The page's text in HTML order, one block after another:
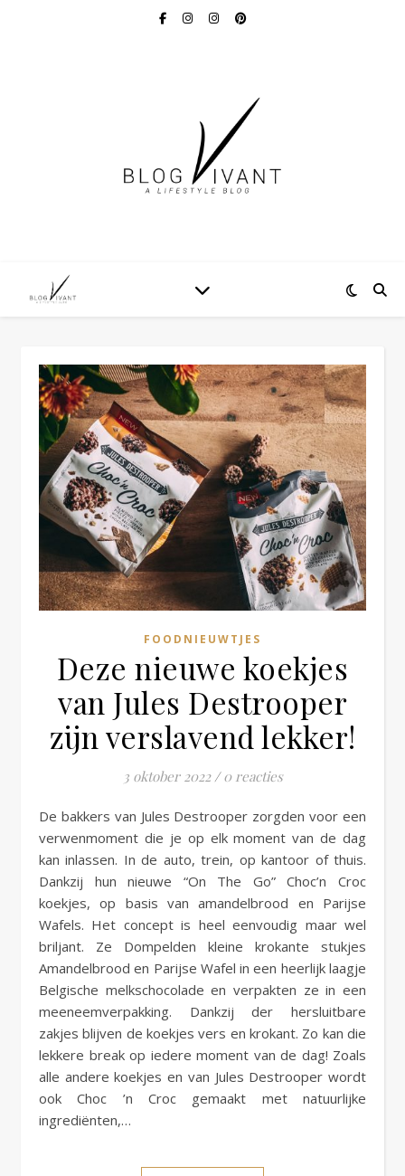
FOODNIEUWTJES
Deze nieuwe koekjes
van Jules Destrooper
zijn verslavend lekker!
3 oktober 2022 / 0 reacties
De bakkers van Jules Destrooper zorgden voor een
verwenmoment die je op elk moment van de dag
kan inlassen. In de auto, trein, op kantoor of thuis.
Dankzij hun nieuwe “On The Go” Choc’n Croc
koekjes, op basis van amandelbrood en Parijse
Wafels. Het concept is heel eenvoudig maar wel
briljant. Ze Dompelden kleine krokante stukjes
Amandelbrood en Parijse Wafel in een heerlijk laagje
Belgische melkschocolade en verpakten ze in een
meeneemverpakking. Dankzij der hersluitbare
zakjes blijven de koekjes vers en krokant. Zo kan die
lekkere break op iedere moment van de dag! Zoals
alle andere koekjes en van Jules Destrooper wordt
ook Choc ’n Croc gemaakt met natuurlijke
ingrediënten,…